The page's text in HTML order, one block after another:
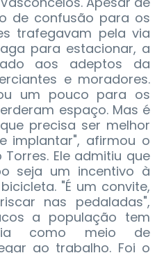
de confusão para os
trafegavam pela via
para estacionar, a
aos adeptos da
e moradores.
um pouco para os
espaço. Mas é
precisa ser melhor
implantar", afirmou o
Ele admitiu que
seja um incentivo à
"É um convite,
nas pedaladas",
a população tem
como meio de
ao trabalho. Foi o